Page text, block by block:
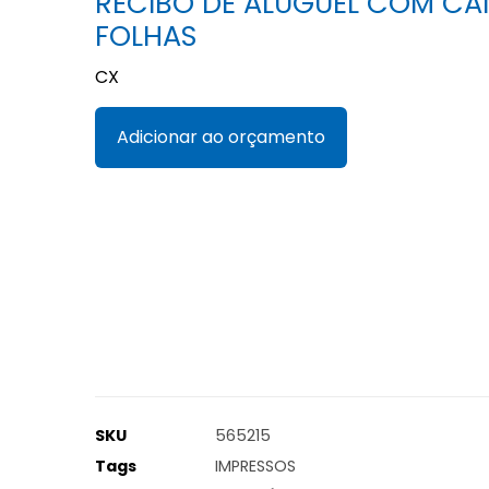
FOLHAS
CX
Adicionar ao orçamento
SKU
565215
Tags
IMPRESSOS